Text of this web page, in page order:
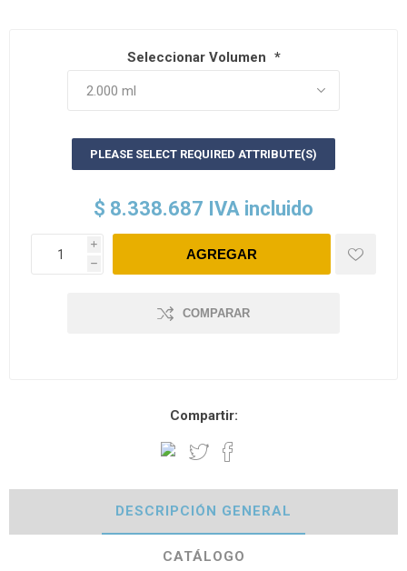
Seleccionar Volumen *
PLEASE SELECT REQUIRED ATTRIBUTE(S)
$ 8.338.687 IVA incluido
i
h
COMPARAR
Compartir:
DESCRIPCIÓN GENERAL
CATÁLOGO